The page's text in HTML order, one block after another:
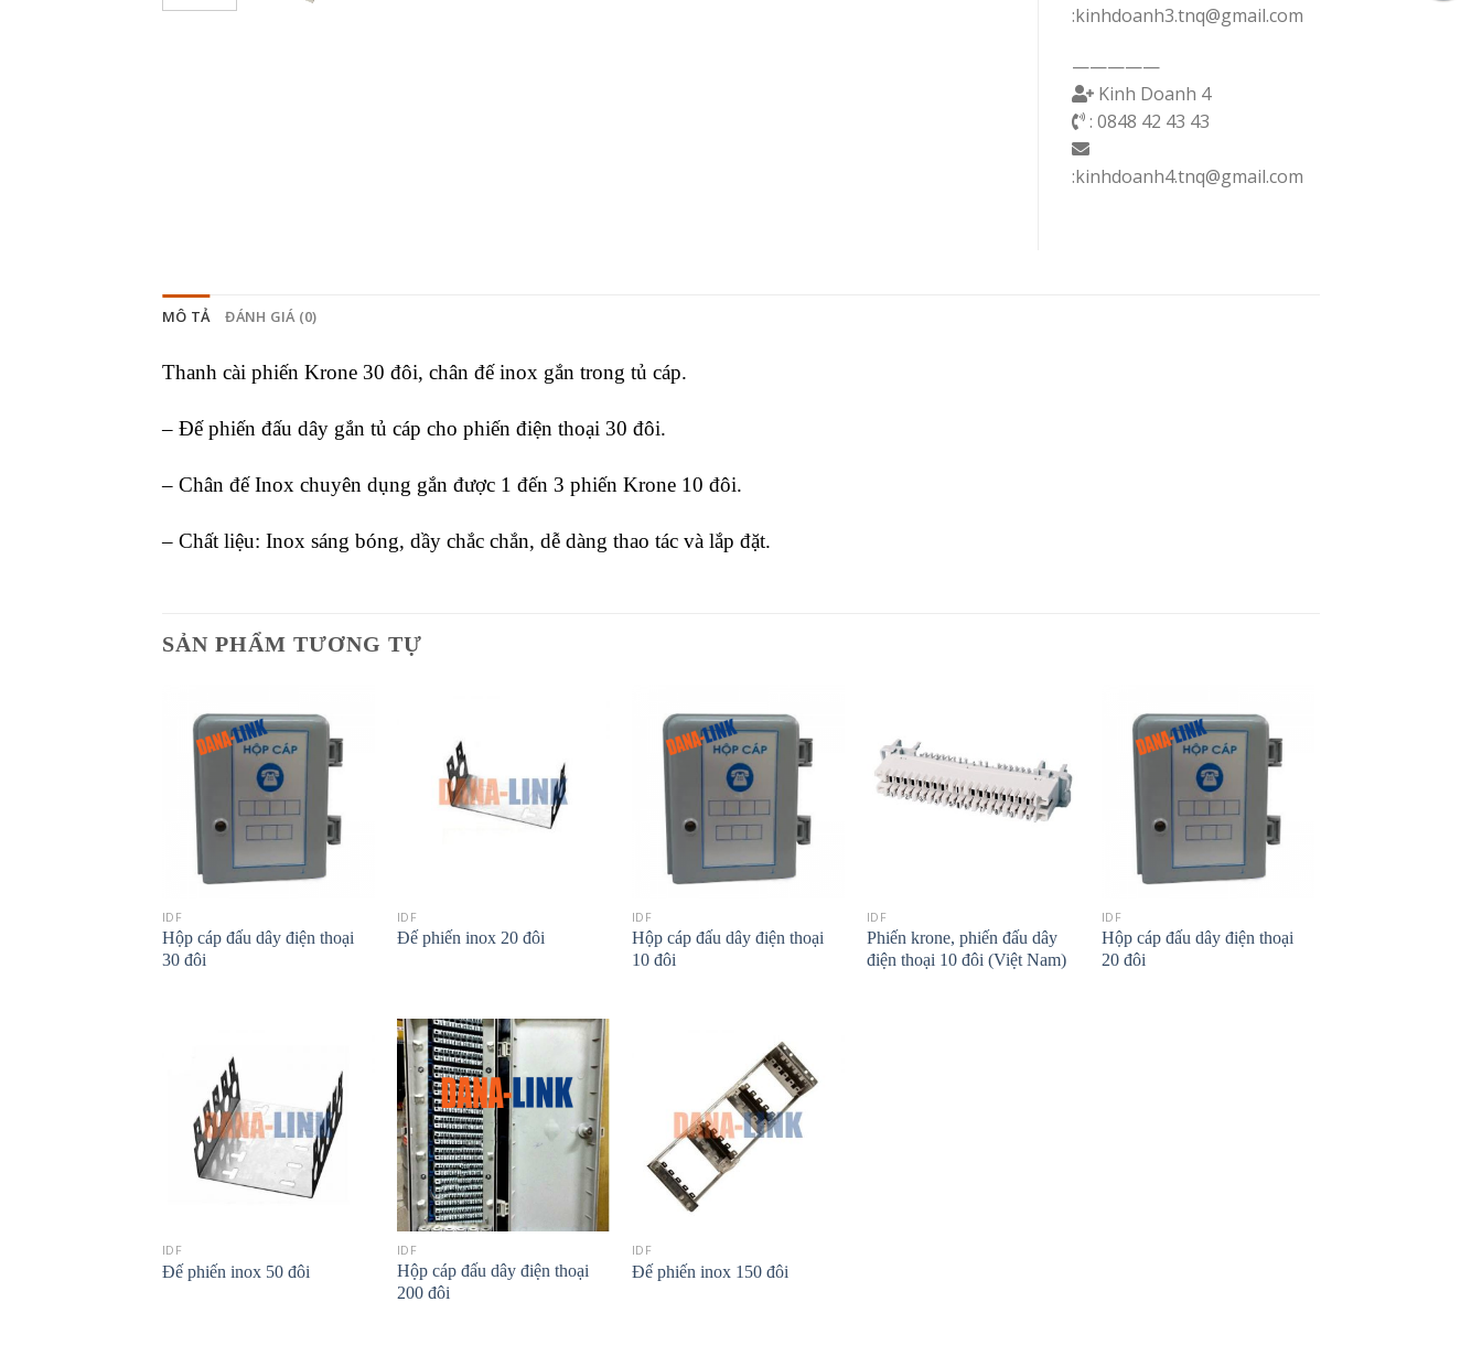
:kinhdoanh3.tnq@gmail.com
—————
Kinh Doanh 4
: 0848 42 43 43
:kinhdoanh4.tnq@gmail.com
MÔ TẢ ĐÁNH GIÁ (0)
Thanh cài phiến Krone 30 đôi, chân đế inox gắn trong tủ cáp.
– Đế phiến đấu dây gắn tủ cáp cho phiến điện thoại 30 đôi.
– Chân đế Inox chuyên dụng gắn được 1 đến 3 phiến Krone 10 đôi.
– Chất liệu: Inox sáng bóng, dầy chắc chắn, dễ dàng thao tác và lắp đặt.
SẢN PHẨM TƯƠNG TỰ
IDF
Hộp cáp đấu dây điện thoại
30 đôi
IDF
Đế phiến inox 20 đôi
IDF
Hộp cáp đấu dây điện thoại
10 đôi
IDF
Phiến krone, phiến đấu dây
điện thoại 10 đôi (Việt Nam)
IDF
Hộp cáp đấu dây điện thoại
20 đôi
IDF
Đế phiến inox 50 đôi
IDF
Hộp cáp đấu dây điện thoại
200 đôi
IDF
Đế phiến inox 150 đôi